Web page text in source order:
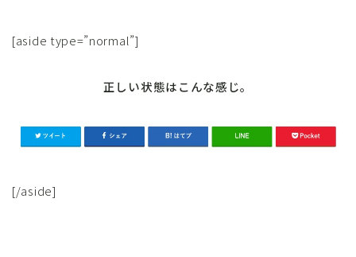
[aside type=”normal”]
正しい状態はこんな感じ。
[/aside]